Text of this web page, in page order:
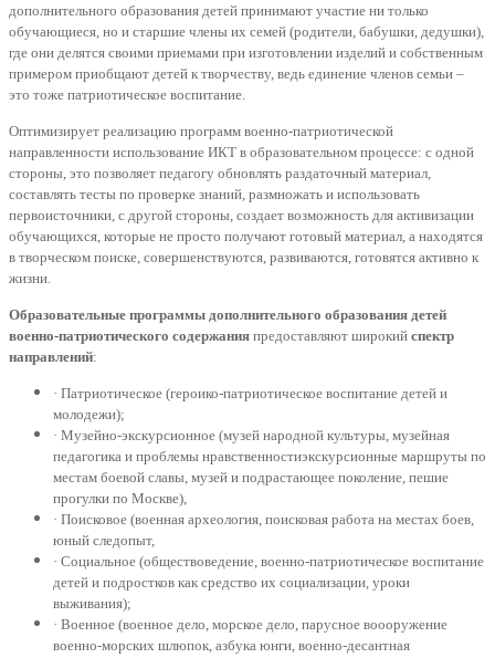
дополнительного образования детей принимают участие ни только
обучающиеся, но и старшие члены их семей (родители, бабушки, дедушки),
где они делятся своими приемами при изготовлении изделий и собственным
примером приобщают детей к творчеству, ведь единение членов семьи –
это тоже патриотическое воспитание.
Оптимизирует реализацию программ военно-патриотической
направленности использование ИКТ в образовательном процессе: с одной
стороны, это позволяет педагогу обновлять раздаточный материал,
составлять тесты по проверке знаний, размножать и использовать
первоисточники, с другой стороны, создает возможность для активизации
обучающихся, которые не просто получают готовый материал, а находятся
в творческом поиске, совершенствуются, развиваются, готовятся активно к
жизни.
Образовательные программы дополнительного образования детей
военно-патриотического содержания предоставляют широкий спектр
направлений:
· Патриотическое (героико-патриотическое воспитание детей и
молодежи);
· Музейно-экскурсионное (музей народной культуры, музейная
педагогика и проблемы нравственностиэкскурсионные маршруты по
местам боевой славы, музей и подрастающее поколение, пешие
прогулки по Москве),
· Поисковое (военная археология, поисковая работа на местах боев,
юный следопыт,
· Социальное (обществоведение, военно-патриотическое воспитание
детей и подростков как средство их социализации, уроки
выживания);
· Военное (военное дело, морское дело, парусное воооружение
военно-морских шлюпок, азбука юнги, военно-десантная